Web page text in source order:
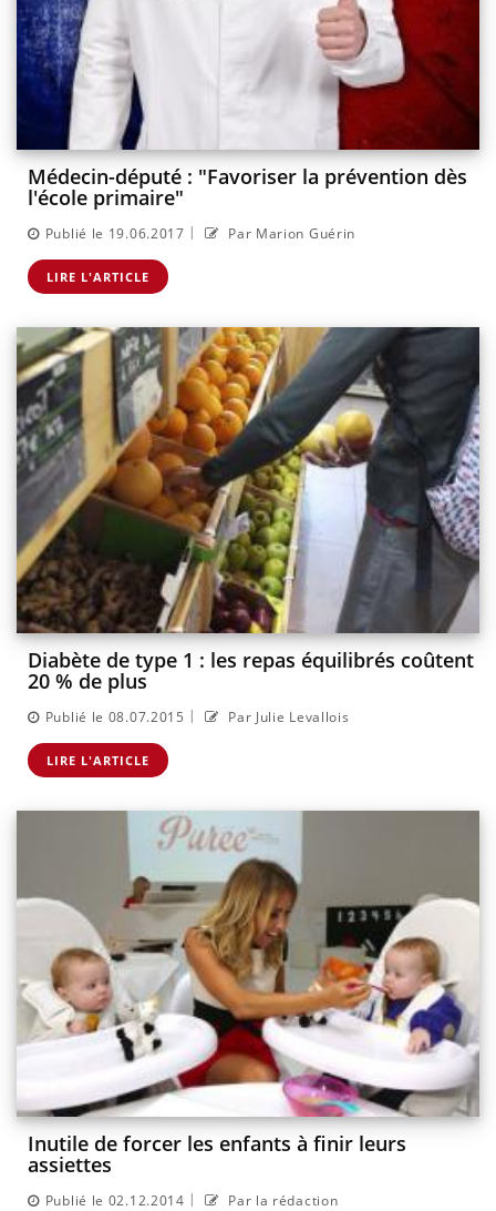
Médecin-député : "Favoriser la prévention dès
l'école primaire"
Publié le 19.06.2017 | Par Marion Guérin
LIRE L'ARTICLE
Diabète de type 1 : les repas équilibrés coûtent
20 % de plus
Publié le 08.07.2015 | Par Julie Levallois
LIRE L'ARTICLE
Inutile de forcer les enfants à finir leurs
assiettes
Publié le 02.12.2014 | Par la rédaction